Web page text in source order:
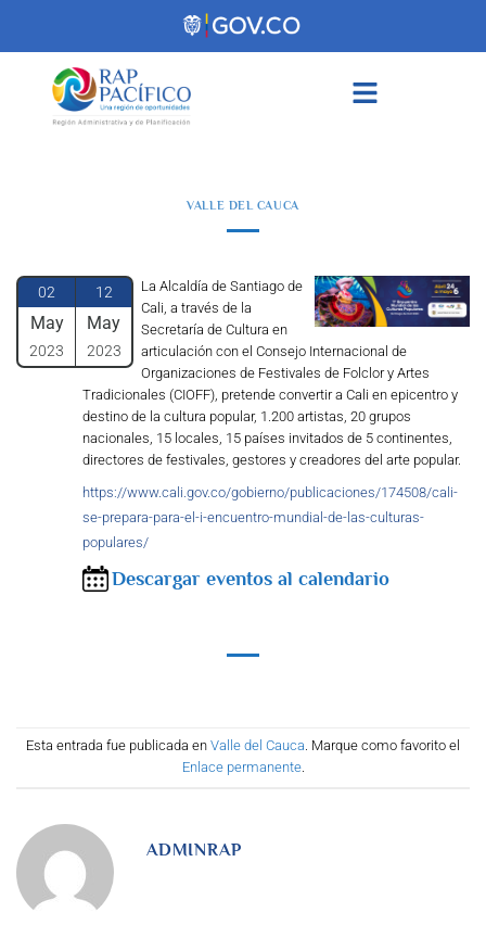
VALLE DEL CAUCA
02
May
2023
12
May
2023
La Alcaldía de Santiago de
Cali, a través de la
Secretaría de Cultura en
articulación con el Consejo Internacional de
Organizaciones de Festivales de Folclor y Artes
Tradicionales (CIOFF), pretende convertir a Cali en epicentro y
destino de la cultura popular, 1.200 artistas, 20 grupos
nacionales, 15 locales, 15 países invitados de 5 continentes,
directores de festivales, gestores y creadores del arte popular.
https://www.cali.gov.co/gobierno/publicaciones/174508/cali-
se-prepara-para-el-i-encuentro-mundial-de-las-culturas-
populares/
Descargar eventos al calendario
Esta entrada fue publicada en Valle del Cauca. Marque como favorito el
Enlace permanente.
ADMINRAP